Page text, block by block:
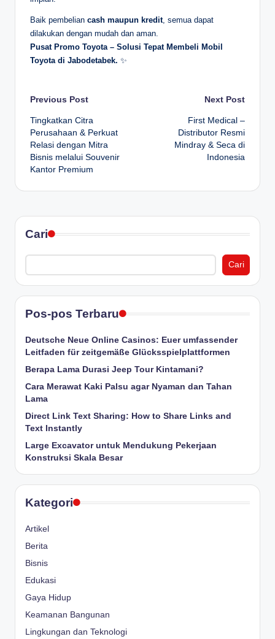
Baik pembelian cash maupun kredit, semua dapat
dilakukan dengan mudah dan aman.
Pusat Promo Toyota – Solusi Tepat Membeli Mobil
Toyota di Jabodetabek. ✨
Post
navigation
Previous Post
Tingkatkan Citra
Perusahaan & Perkuat
Relasi dengan Mitra
Bisnis melalui Souvenir
Kantor Premium
Next Post
First Medical –
Distributor Resmi
Mindray & Seca di
Indonesia
Cari
Cari
Pos-pos Terbaru
Deutsche Neue Online Casinos: Euer umfassender
Leitfaden für zeitgemäße Glücksspielplattformen
Berapa Lama Durasi Jeep Tour Kintamani?
Cara Merawat Kaki Palsu agar Nyaman dan Tahan
Lama
Direct Link Text Sharing: How to Share Links and
Text Instantly
Large Excavator untuk Mendukung Pekerjaan
Konstruksi Skala Besar
Kategori
Artikel
Berita
Bisnis
Edukasi
Gaya Hidup
Keamanan Bangunan
Lingkungan dan Teknologi